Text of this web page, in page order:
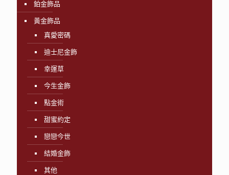
鉑金飾品
黃金飾品
真愛密碼
迪士尼金飾
幸運草
今生金飾
點金術
甜蜜約定
戀戀今世
結婚金飾
其他